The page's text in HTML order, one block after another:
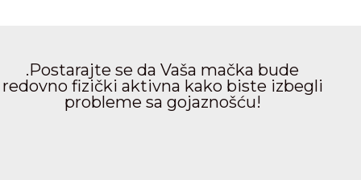
.Postarajte se da Vaša mačka bude
redovno fizički aktivna kako biste izbegli
probleme sa gojaznošću!